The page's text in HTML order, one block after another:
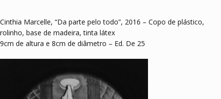
Cinthia Marcelle, “Da parte pelo todo”, 2016 – Copo de plástico,
rolinho, base de madeira, tinta látex
9cm de altura e 8cm de diâmetro – Ed. De 25